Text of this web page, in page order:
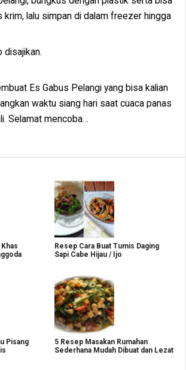
krim, lalu simpan di dalam freezer hingga
disajikan.
Es Gabus Pelangi yang bisa kalian
waktu siang hari saat cuaca panas
Selamat mencoba…
Resep Cara Buat Tumis Daging
Sapi Cabe Hijau / Ijo
Pisang
5 Resep Masakan Rumahan
Sederhana Mudah Dibuat dan Lezat